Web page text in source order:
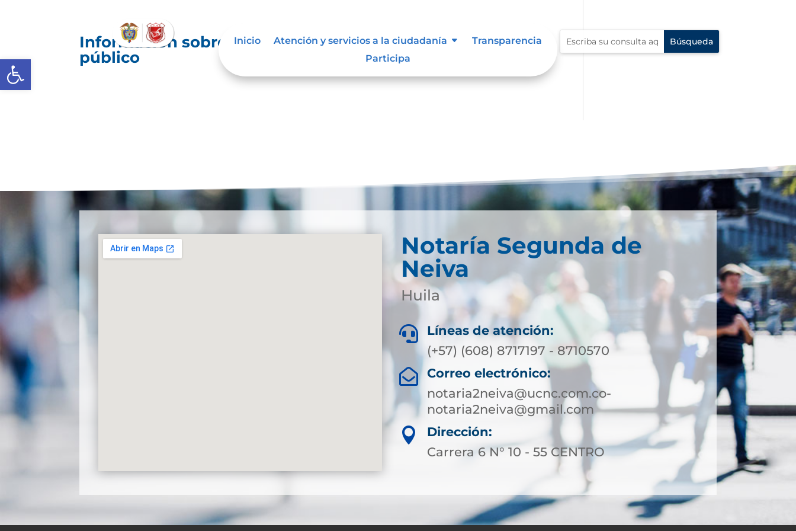
Abrir barra de herramientas
Inicio Atención y servicios a la ciudadanía
Transparencia
Participa
Información sobre decisiones que puede afectar al
público
Notaría Segunda de
Neiva
Huila

Líneas de atención:
(+57) (608) 8717197 - 8710570

Correo electrónico:
notaria2neiva@ucnc.com.co-
notaria2neiva@gmail.com

Dirección:
Carrera 6 N° 10 - 55 CENTRO